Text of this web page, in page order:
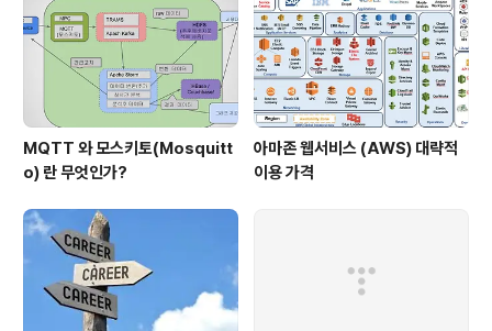
MQTT 와 모스키토(Mosquitt
o) 란 무엇인가?
아마존 웹서비스 (AWS) 대략적
이용 가격